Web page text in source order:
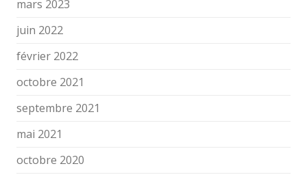
mars 2023
juin 2022
février 2022
octobre 2021
septembre 2021
mai 2021
octobre 2020